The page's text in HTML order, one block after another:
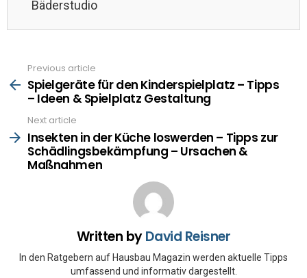
Bäderstudio
more
Previous article
Spielgeräte für den Kinderspielplatz – Tipps
– Ideen & Spielplatz Gestaltung
Next article
Insekten in der Küche loswerden – Tipps zur
Schädlingsbekämpfung – Ursachen &
Maßnahmen
Written byDavid Reisner
In den Ratgebern auf Hausbau Magazin werden aktuelle Tipps
umfassend und informativ dargestellt.